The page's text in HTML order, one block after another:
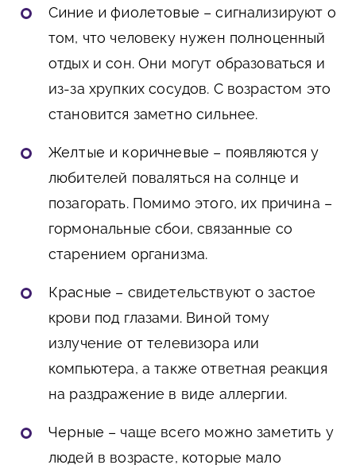
Синие и фиолетовые – сигнализируют о
том, что человеку нужен полноценный
отдых и сон. Они могут образоваться и
из-за хрупких сосудов. С возрастом это
становится заметно сильнее.
Желтые и коричневые – появляются у
любителей поваляться на солнце и
позагорать. Помимо этого, их причина –
гормональные сбои, связанные со
старением организма.
Красные – свидетельствуют о застое
крови под глазами. Виной тому
излучение от телевизора или
компьютера, а также ответная реакция
на раздражение в виде аллергии.
Черные – чаще всего можно заметить у
людей в возрасте, которые мало